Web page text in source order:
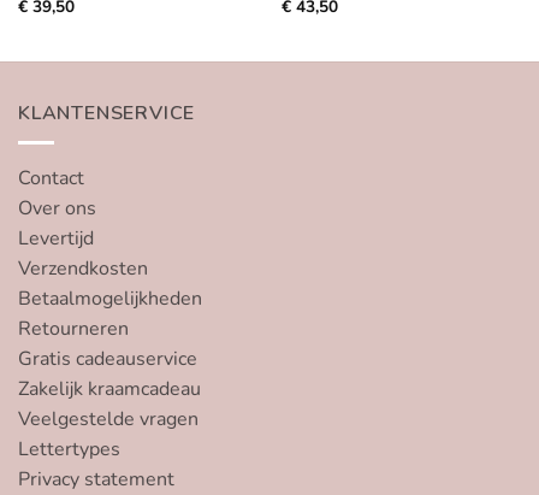
€39,50
€43,50
KLANTENSERVICE
Contact
Over ons
Levertijd
Verzendkosten
Betaalmogelijkheden
Retourneren
Gratis cadeauservice
Zakelijk kraamcadeau
Veelgestelde vragen
Lettertypes
Privacy statement